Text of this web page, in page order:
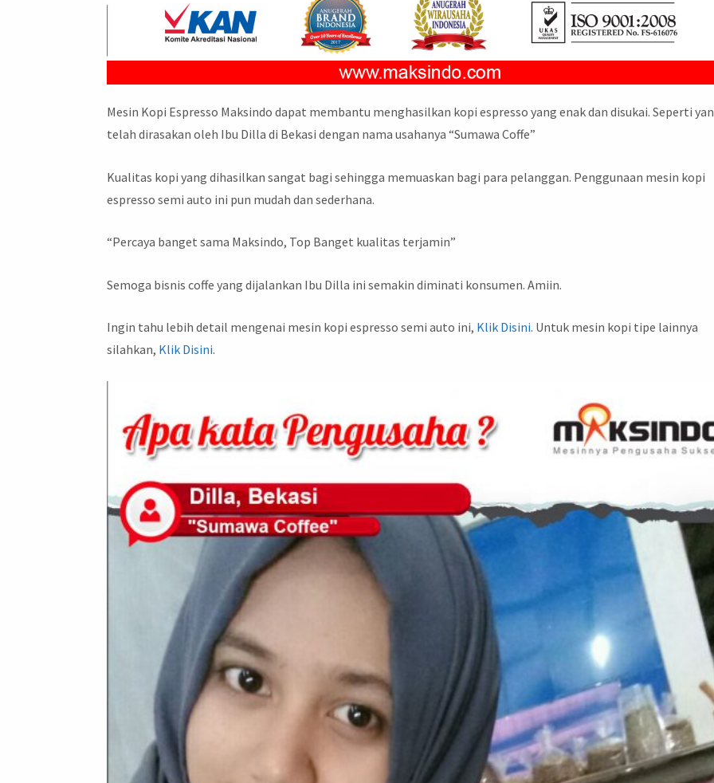
Mesin Kopi Espresso Maksindo dapat membantu menghasilkan kopi espresso yang enak dan disukai. Seperti
telah dirasakan oleh Ibu Dilla di Bekasi dengan nama usahanya “Sumawa Coffe”
Kualitas kopi yang dihasilkan sangat bagi sehingga memuaskan bagi para pelanggan. Penggunaan mesin kopi
espresso semi auto ini pun mudah dan sederhana.
“Percaya banget sama Maksindo, Top Banget kualitas terjamin”
Semoga bisnis coffe yang dijalankan Ibu Dilla ini semakin diminati konsumen. Amiin.
Ingin tahu lebih detail mengenai mesin kopi espresso semi auto ini, Klik Disini. Untuk mesin kopi tipe lainnya
silahkan, Klik Disini.